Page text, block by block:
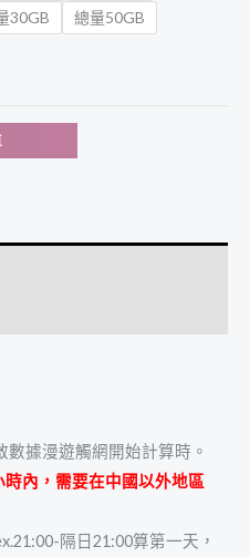
30GB
總量50GB
數據漫遊觸網開始計算時。
內，需要在中國以外地區
隔日21:00算第一天，